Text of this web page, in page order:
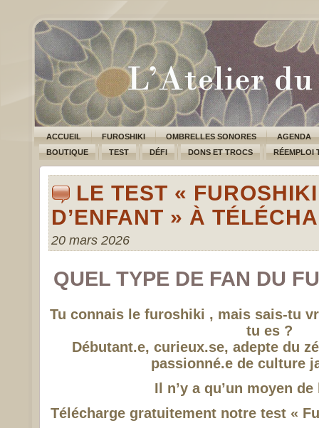
ACCUEIL FUROSHIKI OMBRELLES SONORES
AGENDA
BOUTIQUE
TEST DÉFI DONS ET TROCS RÉEMPLOI
LE TEST «
D’ENFANT » À
20 mars 2026
QUEL TYPE DE FAN DU
Tu connais le furoshiki , mais sais-tu
tu es ?
Débutant.e, curieux.se, adepte du
passionné.e de culture
Il n’y a qu’un moyen
Télécharge gratuitement notre test «